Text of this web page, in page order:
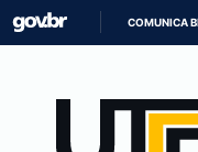
COMUNICA